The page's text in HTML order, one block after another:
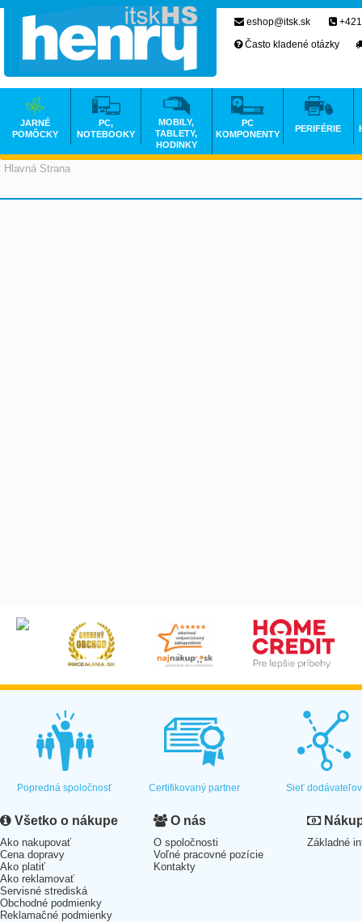
Hlavná Strana
eshop@itsk.sk
Často kladené otázky
JARNÉ
POMÔCKY
PC,
NOTEBOOKY
MOBILY,
TABLETY,
HODINKY
PC
KOMPONENTY
PERIFÉRIE
Popredná spoločnosť Certifikovaný partner Sieť dodávateľov
Všetko o nákupe
Ako nakupovať
Cena dopravy
Ako platiť
Ako reklamovať
Servisné strediská
Obchodné podmienky
Reklamačné podmienky
O nás
O spoločnosti
Voľné pracovné pozície
Kontakty
Základné